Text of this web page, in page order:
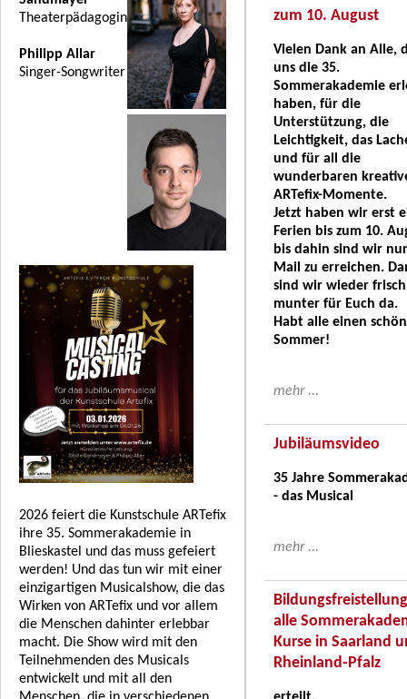
Theaterpädagogin
Philipp Allar
Singer-Songwriter
2026 feiert die Kunstschule ARTefix
ihre 35. Sommerakademie in
Blieskastel und das muss gefeiert
werden! Und das tun wir mit einer
einzigartigen Musicalshow, die das
Wirken von ARTefix und vor allem
die Menschen dahinter erlebbar
macht. Die Show wird mit den
Teilnehmenden des Musicals
entwickelt und mit all den
zum 10. August
Vielen Dank an Alle,
uns die 35.
Sommerakademie
haben, für die
Unterstützung, die
Leichtigkeit, das
und für all die
wunderbaren
ARTefix-Momente.
Jetzt haben wir erst
Ferien bis zum 10.
bis dahin sind wir
Mail zu erreichen.
sind wir wieder
munter für Euch da.
Habt alle einen
Sommer!
mehr ...
Jubiläumsvideo
35 Jahre
- das Musical
mehr ...
alle
Kurse in Saarland
Rheinland-Pfalz